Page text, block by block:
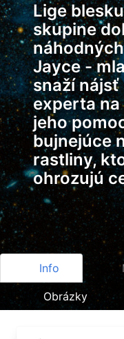
Lige
skupine
Jayce -
snaží
experta na
jeho
bujnejúce
rastliny,
ohrozujú
Info
Obrázky